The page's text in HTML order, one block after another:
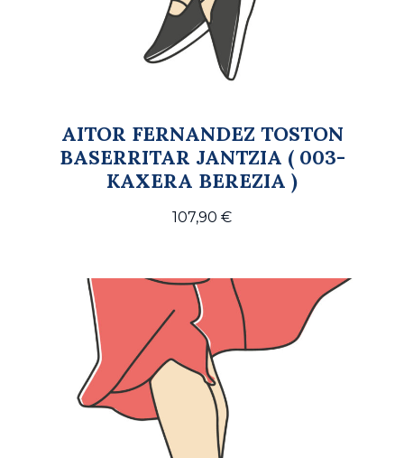
AITOR FERNANDEZ TOSTON
BASERRITAR JANTZIA ( 003-
KAXERA BEREZIA )
107,90 €